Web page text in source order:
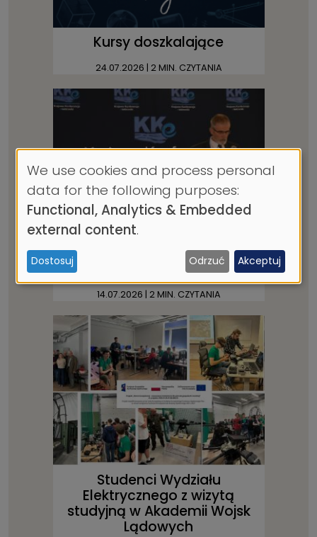
Kursy doszkalające
24.07.2026 | 2 MIN. CZYTANIA
XXV Krajowa Konferencja
Elektroniki
14.07.2026 | 2 MIN. CZYTANIA
Studenci Wydziału
Elektrycznego z wizytą
studyjną w Akademii Wojsk
Lądowych
Use
of
personal
data
and
cookies
We use cookies and process personal
data for the following purposes:
Functional, Analytics & Embedded
external content.
Dostosuj Odrzuć Akceptuj